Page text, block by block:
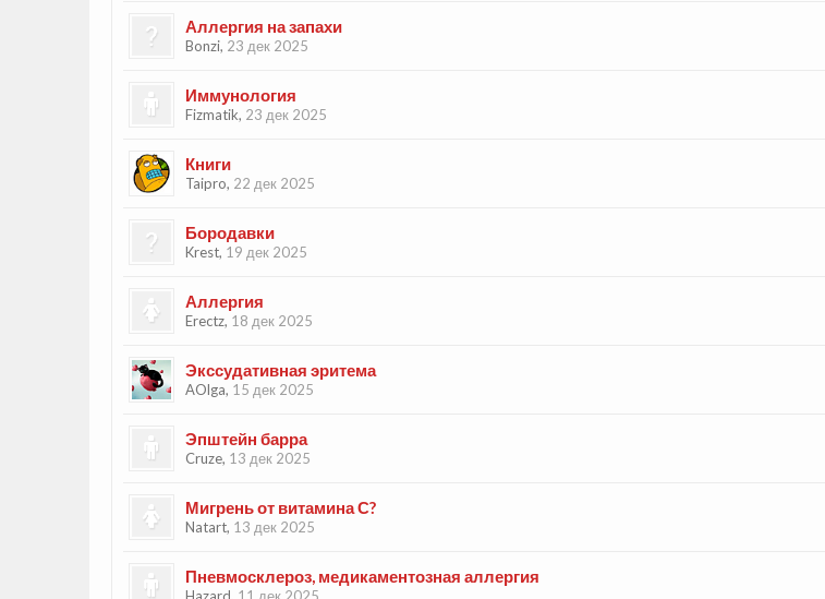
Аллергия на запахи
Bonzi, 23 дек 2025
Иммунология
Fizmatik, 23 дек 2025
Книги
Taipro, 22 дек 2025
Бородавки
Krest, 19 дек 2025
Аллергия
Erectz, 18 дек 2025
Экссудативная эритема
AOlga, 15 дек 2025
Эпштейн барра
Cruze, 13 дек 2025
Мигрень от витамина С?
Natart, 13 дек 2025
Пневмосклероз, медикаментозная аллергия